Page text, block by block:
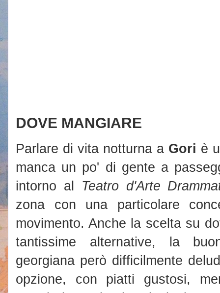
DOVE MANGIARE
Parlare di vita notturna a Gori è
manca un po' di gente a
intorno al Teatro d'Arte
zona con una particolare
movimento. Anche la scelta su
tantissime alternative, la
georgiana però difficilmente
opzione, con piatti gustosi,